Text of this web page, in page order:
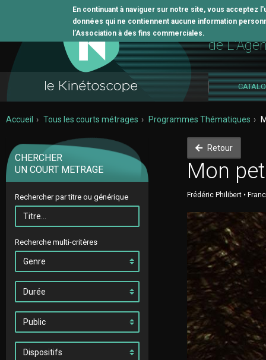
En continuant à naviguer sur notre site, vous
données qui ne contiennent aucune information
l’Association à des fins commerciales. L'outil
de
Accueil Tous les courts métrages Programmes Thématiques
CHERCHER
UN COURT METRAGE
Rechercher par titre ou générique
Recherche multi-critères
Retour
Mon
Frédéric Philibert •